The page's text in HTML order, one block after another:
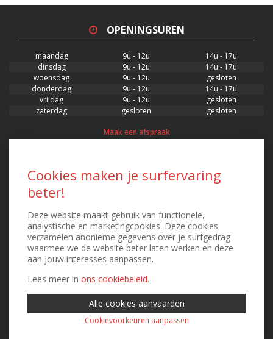
OPENINGSUREN
maandag 9u - 12u
14u - 17u
dinsdag
9u - 12u
14u - 17u
woensdag
9u - 12u
gesloten
donderdag
9u - 12u
14u - 17u
vrijdag
9u - 12u
gesloten
zaterdag
gesloten gesloten
Maak een afspraak
Stationsplein 22/0001, 3400 Landen
FSMA 63551 - RPR 0871.548.364
T. 011 88 88 00 - F. 011 88 88 08
kenny@assurlan.be
peter@assurlan.be
Contacteer ons
EXTRA INFO
Cookies maken je surfervaring
beter!
Deze website maakt gebruik van functionele,
analystische en marketingcookies. Deze cookies
verzamelen anonieme gegevens over je surfgedrag
waarmee we de website beter laten werken en deze
aan jouw interesses aanpassen.
Lees meer in ons cookiebeleid.
Alle cookies aanvaarden
Cookievoorkeuren aanpassen